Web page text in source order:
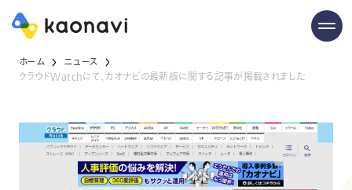
ホーム
ニュース
クラウドWatchにて、カオナビの最新版に関する記事が掲載されました